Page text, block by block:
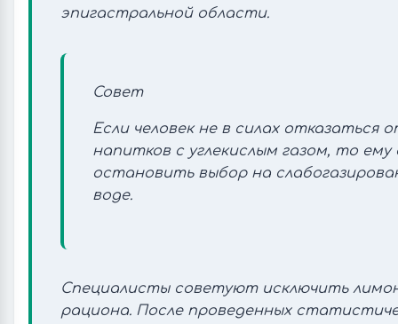
эпигастральной области.
Совет
Если человек не в силах отказаться
напитков с углекислым газом, то ему
остановить выбор на
воде.
Специалисты советуют исключить
рациона. После проведенных